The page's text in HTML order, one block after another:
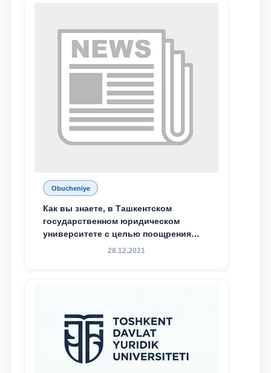
специальной стипендии имени
Хадичи Сулеймановой.
Obucheniye
Как вы знаете, в Ташкентском
государственном юридическом
университете с целью поощрения
талантливых, активных и
28.12.2021